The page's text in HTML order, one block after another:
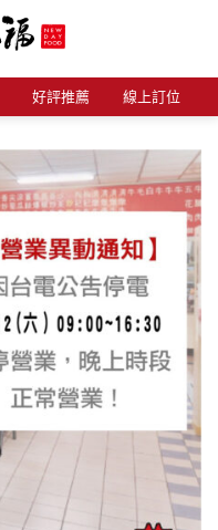
好評推薦 線上訂位